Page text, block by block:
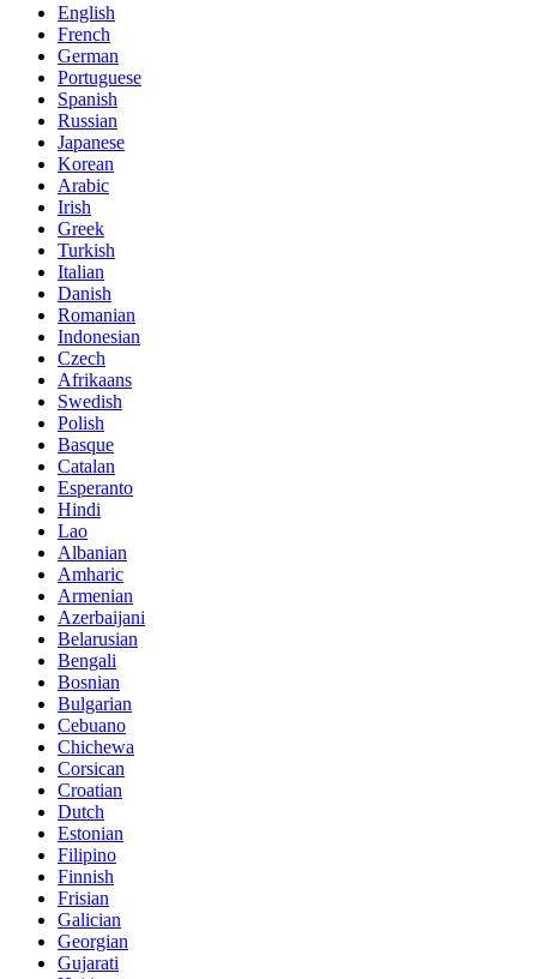
English
French
German
Portuguese
Spanish
Russian
Japanese
Korean
Arabic
Irish
Greek
Turkish
Italian
Danish
Romanian
Indonesian
Czech
Afrikaans
Swedish
Polish
Basque
Catalan
Esperanto
Hindi
Lao
Albanian
Amharic
Armenian
Azerbaijani
Belarusian
Bengali
Bosnian
Bulgarian
Cebuano
Chichewa
Corsican
Croatian
Dutch
Estonian
Filipino
Finnish
Frisian
Galician
Georgian
Gujarati